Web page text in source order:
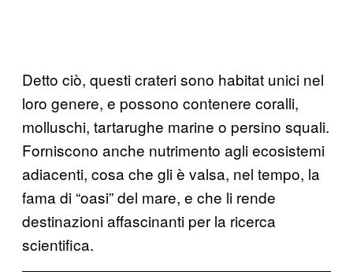
Detto ciò, questi crateri sono habitat unici nel
loro genere, e possono contenere coralli,
molluschi, tartarughe marine o persino squali.
Forniscono anche nutrimento agli ecosistemi
adiacenti, cosa che gli è valsa, nel tempo, la
fama di “oasi” del mare, e che li rende
destinazioni affascinanti per la ricerca
scientifica.